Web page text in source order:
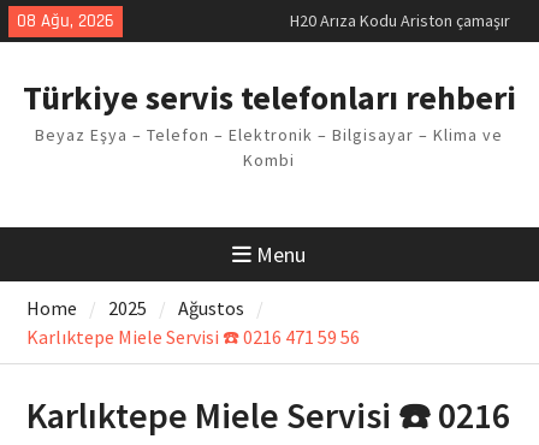
Skip
to
08 Ağu, 2026
LG kombi E2 Arızası Çözümü
Vaillant çamaşır makinesi E03
Arıza Kodu
Ferroli klima E3 Arızası Çözümü
Türkiye servis telefonları rehberi
Beyaz Eşya – Telefon – Elektronik – Bilgisayar – Klima ve
Kombi
Menu
Home 2025
Ağustos
Karlıktepe Miele Servisi ☎️ 0216 471 59 56
Karlıktepe Miele Servisi ☎️ 0216